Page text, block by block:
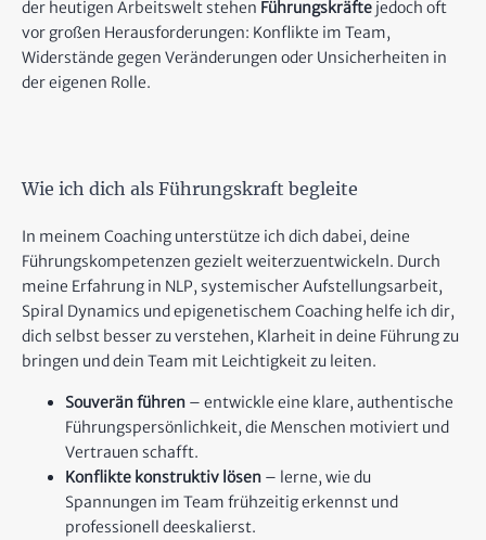
der heutigen Arbeitswelt stehen Führungskräfte jedoch oft
vor großen Herausforderungen: Konflikte im Team,
Widerstände gegen Veränderungen oder Unsicherheiten in
der eigenen Rolle.
Wie ich dich als Führungskraft begleite
In meinem Coaching unterstütze ich dich dabei, deine
Führungskompetenzen gezielt weiterzuentwickeln. Durch
meine Erfahrung in NLP, systemischer Aufstellungsarbeit,
Spiral Dynamics und epigenetischem Coaching helfe ich dir,
dich selbst besser zu verstehen, Klarheit in deine Führung zu
bringen und dein Team mit Leichtigkeit zu leiten.
Souverän führen – entwickle eine klare, authentische
Führungspersönlichkeit, die Menschen motiviert und
Vertrauen schafft.
Konflikte konstruktiv lösen – lerne, wie du
Spannungen im Team frühzeitig erkennst und
professionell deeskalierst.